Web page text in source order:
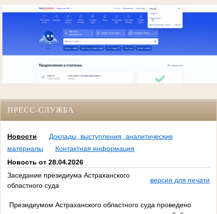
ПРЕСС-СЛУЖБА
Новости
Доклады, выступления, аналитические
материалы
Контактная информация
Новость от 28.04.2026
Заседание президиума Астраханского
областного суда
версия для печати
Президиумом Астраханского областного суда проведено